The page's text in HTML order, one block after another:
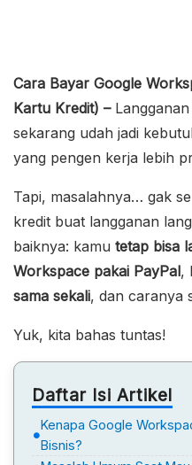
Cara Bayar Google
Kartu Kredit) –
sekarang udah jadi
yang pengen kerja lebih
Tapi, masalahnya… gak
kredit buat langganan
baiknya: kamu tetap bisa
Workspace pakai PayPal,
sama sekali, dan caranya
Yuk, kita bahas tuntas!
Daftar Isi Artikel
Kenapa Google
Bisnis?